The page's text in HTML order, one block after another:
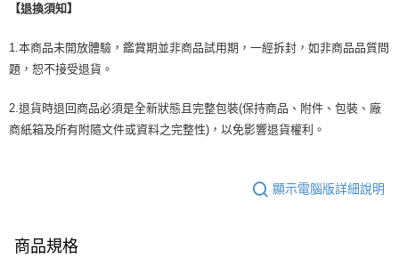
【退換須知】
1.本商品未開放體驗，鑑賞期並非商品試用期，一經拆封，如非商品品質問
題，恕不接受退貨。
2.退貨時退回商品必須是全新狀態且完整包裝(保持商品、附件、包裝、廠
商紙箱及所有附隨文件或資料之完整性)，以免影響退貨權利。
顯示電腦版詳細說明
商品規格